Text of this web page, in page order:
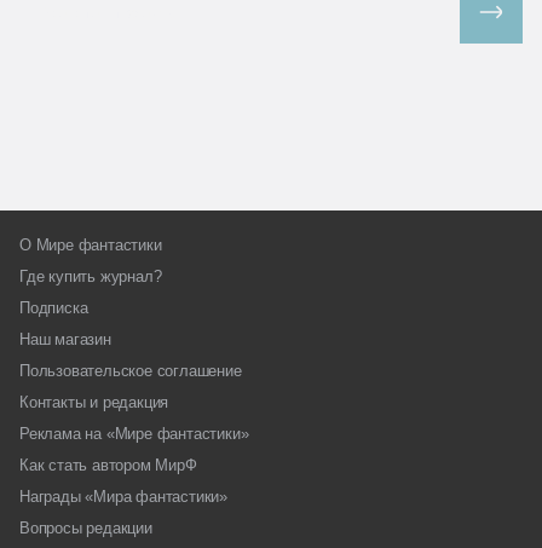
О Мире фантастики
Где купить журнал?
Подписка
Наш магазин
Пользовательское соглашение
Контакты и редакция
Реклама на «Мире фантастики»
Как стать автором МирФ
Награды «Мира фантастики»
Вопросы редакции